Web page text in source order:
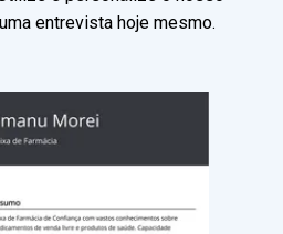
entrevista hoje mesmo.